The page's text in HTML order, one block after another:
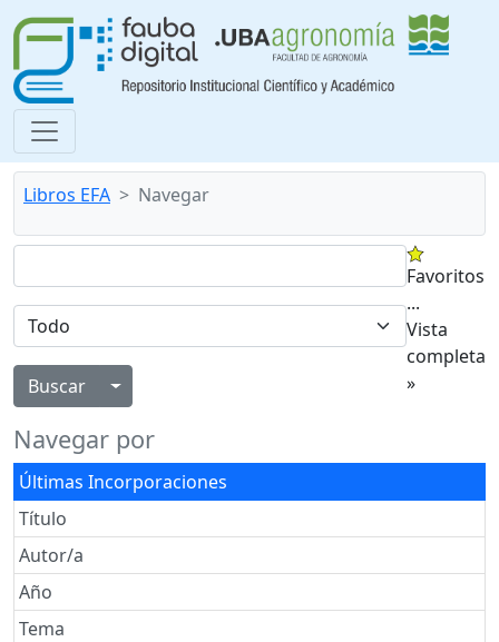
Libros EFA Navegar
Alternar menú desplegable
Favoritos
...
Vista
completa
»
Navegar por
Últimas Incorporaciones
Título
Autor/a
Año
Tema